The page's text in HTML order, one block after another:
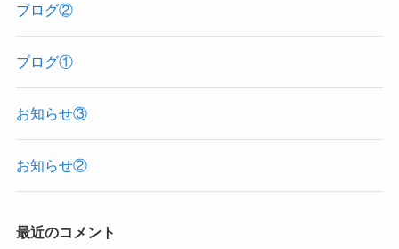
ブログ②
ブログ①
お知らせ③
お知らせ②
最近のコメント